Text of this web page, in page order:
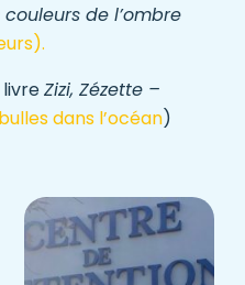
couleurs de l’ombre
).
Zizi, Zézette –
dans l’océan)